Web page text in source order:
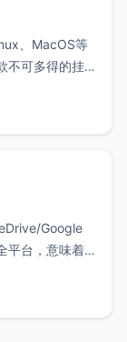
、MacOS等
不可多得的挂载
均在CentOS 7
Google
平台，意味着您
，其它系统或